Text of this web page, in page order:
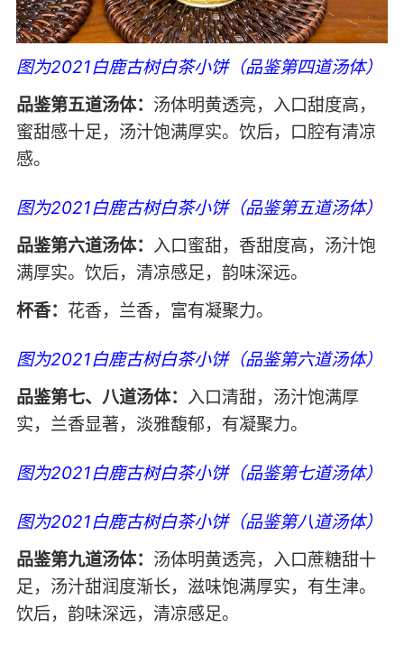
图为2021白鹿古树白茶小饼（品鉴第四道汤体）
品鉴第五道汤体： 汤体明黄透亮，入口甜度高，
蜜甜感十足，汤汁饱满厚实。饮后，口腔有清凉
感。
图为2021白鹿古树白茶小饼（品鉴第五道汤体）
品鉴第六道汤体： 入口蜜甜，香甜度高，汤汁饱
满厚实。饮后，清凉感足，韵味深远。
杯香： 花香，兰香，富有凝聚力。
图为2021白鹿古树白茶小饼（品鉴第六道汤体）
品鉴第七、八道汤体： 入口清甜，汤汁饱满厚
实，兰香显著，淡雅馥郁，有凝聚力。
图为2021白鹿古树白茶小饼（品鉴第七道汤体）
图为2021白鹿古树白茶小饼（品鉴第八道汤体）
品鉴第九道汤体： 汤体明黄透亮，入口蔗糖甜十
足，汤汁甜润度渐长，滋味饱满厚实，有生津。
饮后，韵味深远，清凉感足。